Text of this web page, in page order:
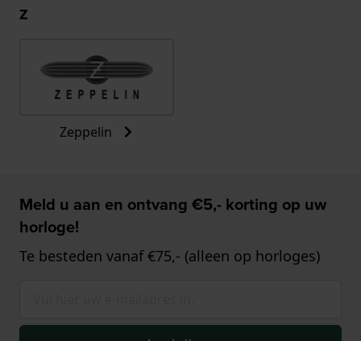
Z
Zeppelin
Meld u aan en ontvang €5,- korting op uw
horloge!
Te besteden vanaf €75,- (alleen op horloges)